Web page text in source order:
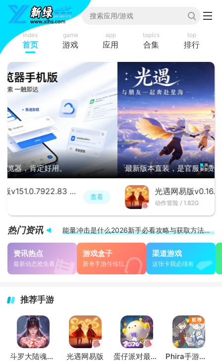
index
首页
game
游戏
app
应用
topics
合集
top
排行
最新版本直装，是官服免费畅玩。
光遇网易版v0.16.1 最新版本
动作冒险 / 1.82G
查看
热门资讯
VMware Aria 8.18.7 官方完整资源合集
能量冲击是什么2026新手必看攻略与获取方法详解
NVIDIA vGPU 20.1 与 VMware vSphere 9.0 全套组件
资讯热点
最新动态抢先看
游戏盒子
新奇手游任你玩
渠道游戏
这张卡我必须有
推荐手游
斗罗大陆魂师对决官服 光遇网易版 蛋仔派对最新版 Phira手游官方安卓版